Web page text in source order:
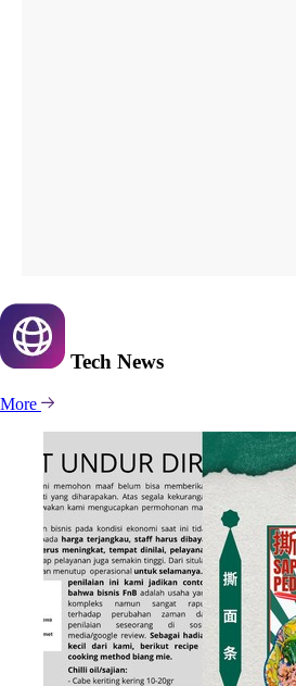
Tech News
More